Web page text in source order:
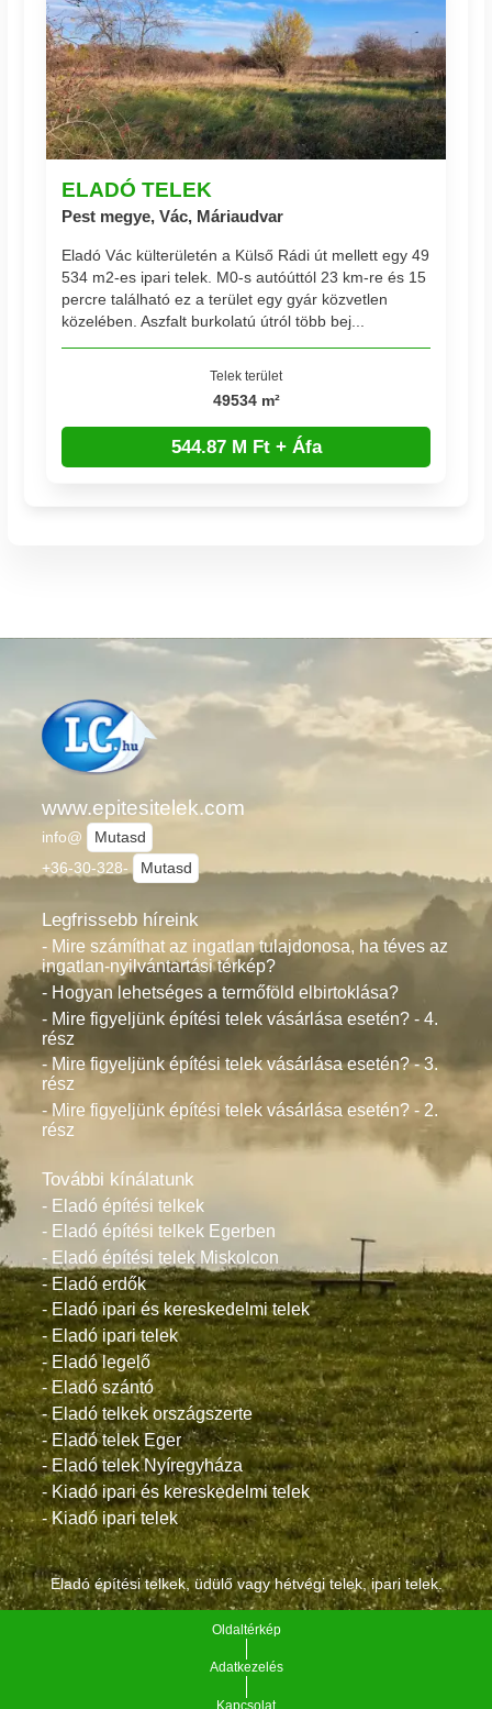
ELADÓ TELEK
Pest megye, Vác, Máriaudvar
Eladó Vác külterületén a Külső Rádi út mellett egy 49
534 m2-es ipari telek. M0-s autóúttól 23 km-re és 15
percre található ez a terület egy gyár közvetlen
közelében. Aszfalt burkolatú útról több bej...
Telek terület
49534 m²
544.87 M Ft + Áfa
www.epitesitelek.com
info@
Mutasd
+36-30-328-
Mutasd
Legfrissebb híreink
- Mire számíthat az ingatlan tulajdonosa, ha téves az
ingatlan-nyilvántartási térkép?
- Hogyan lehetséges a termőföld elbirtoklása?
- Mire figyeljünk építési telek vásárlása esetén? - 4.
rész
- Mire figyeljünk építési telek vásárlása esetén? - 3.
rész
- Mire figyeljünk építési telek vásárlása esetén? - 2.
rész
További kínálatunk
- Eladó építési telkek
- Eladó építési telkek Egerben
- Eladó építési telek Miskolcon
- Eladó erdők
- Eladó ipari és kereskedelmi telek
- Eladó ipari telek
- Eladó legelő
- Eladó szántó
- Eladó telkek országszerte
- Eladó telek Eger
- Eladó telek Nyíregyháza
- Kiadó ipari és kereskedelmi telek
- Kiadó ipari telek
Eladó építési telkek, üdülő vagy hétvégi telek, ipari telek.
Oldaltérkép
Adatkezelés
Kapcsolat